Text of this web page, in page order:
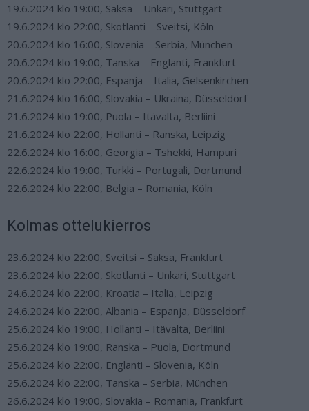
19.6.2024 klo 19:00, Saksa – Unkari, Stuttgart
19.6.2024 klo 22:00, Skotlanti – Sveitsi, Köln
20.6.2024 klo 16:00, Slovenia – Serbia, München
20.6.2024 klo 19:00, Tanska – Englanti, Frankfurt
20.6.2024 klo 22:00, Espanja – Italia, Gelsenkirchen
21.6.2024 klo 16:00, Slovakia – Ukraina, Düsseldorf
21.6.2024 klo 19:00, Puola – Itävalta, Berliini
21.6.2024 klo 22:00, Hollanti – Ranska, Leipzig
22.6.2024 klo 16:00, Georgia – Tshekki, Hampuri
22.6.2024 klo 19:00, Turkki – Portugali, Dortmund
22.6.2024 klo 22:00, Belgia – Romania, Köln
Kolmas ottelukierros
23.6.2024 klo 22:00, Sveitsi – Saksa, Frankfurt
23.6.2024 klo 22:00, Skotlanti – Unkari, Stuttgart
24.6.2024 klo 22:00, Kroatia – Italia, Leipzig
24.6.2024 klo 22:00, Albania – Espanja, Düsseldorf
25.6.2024 klo 19:00, Hollanti – Itävalta, Berliini
25.6.2024 klo 19:00, Ranska – Puola, Dortmund
25.6.2024 klo 22:00, Englanti – Slovenia, Köln
25.6.2024 klo 22:00, Tanska – Serbia, München
26.6.2024 klo 19:00, Slovakia – Romania, Frankfurt